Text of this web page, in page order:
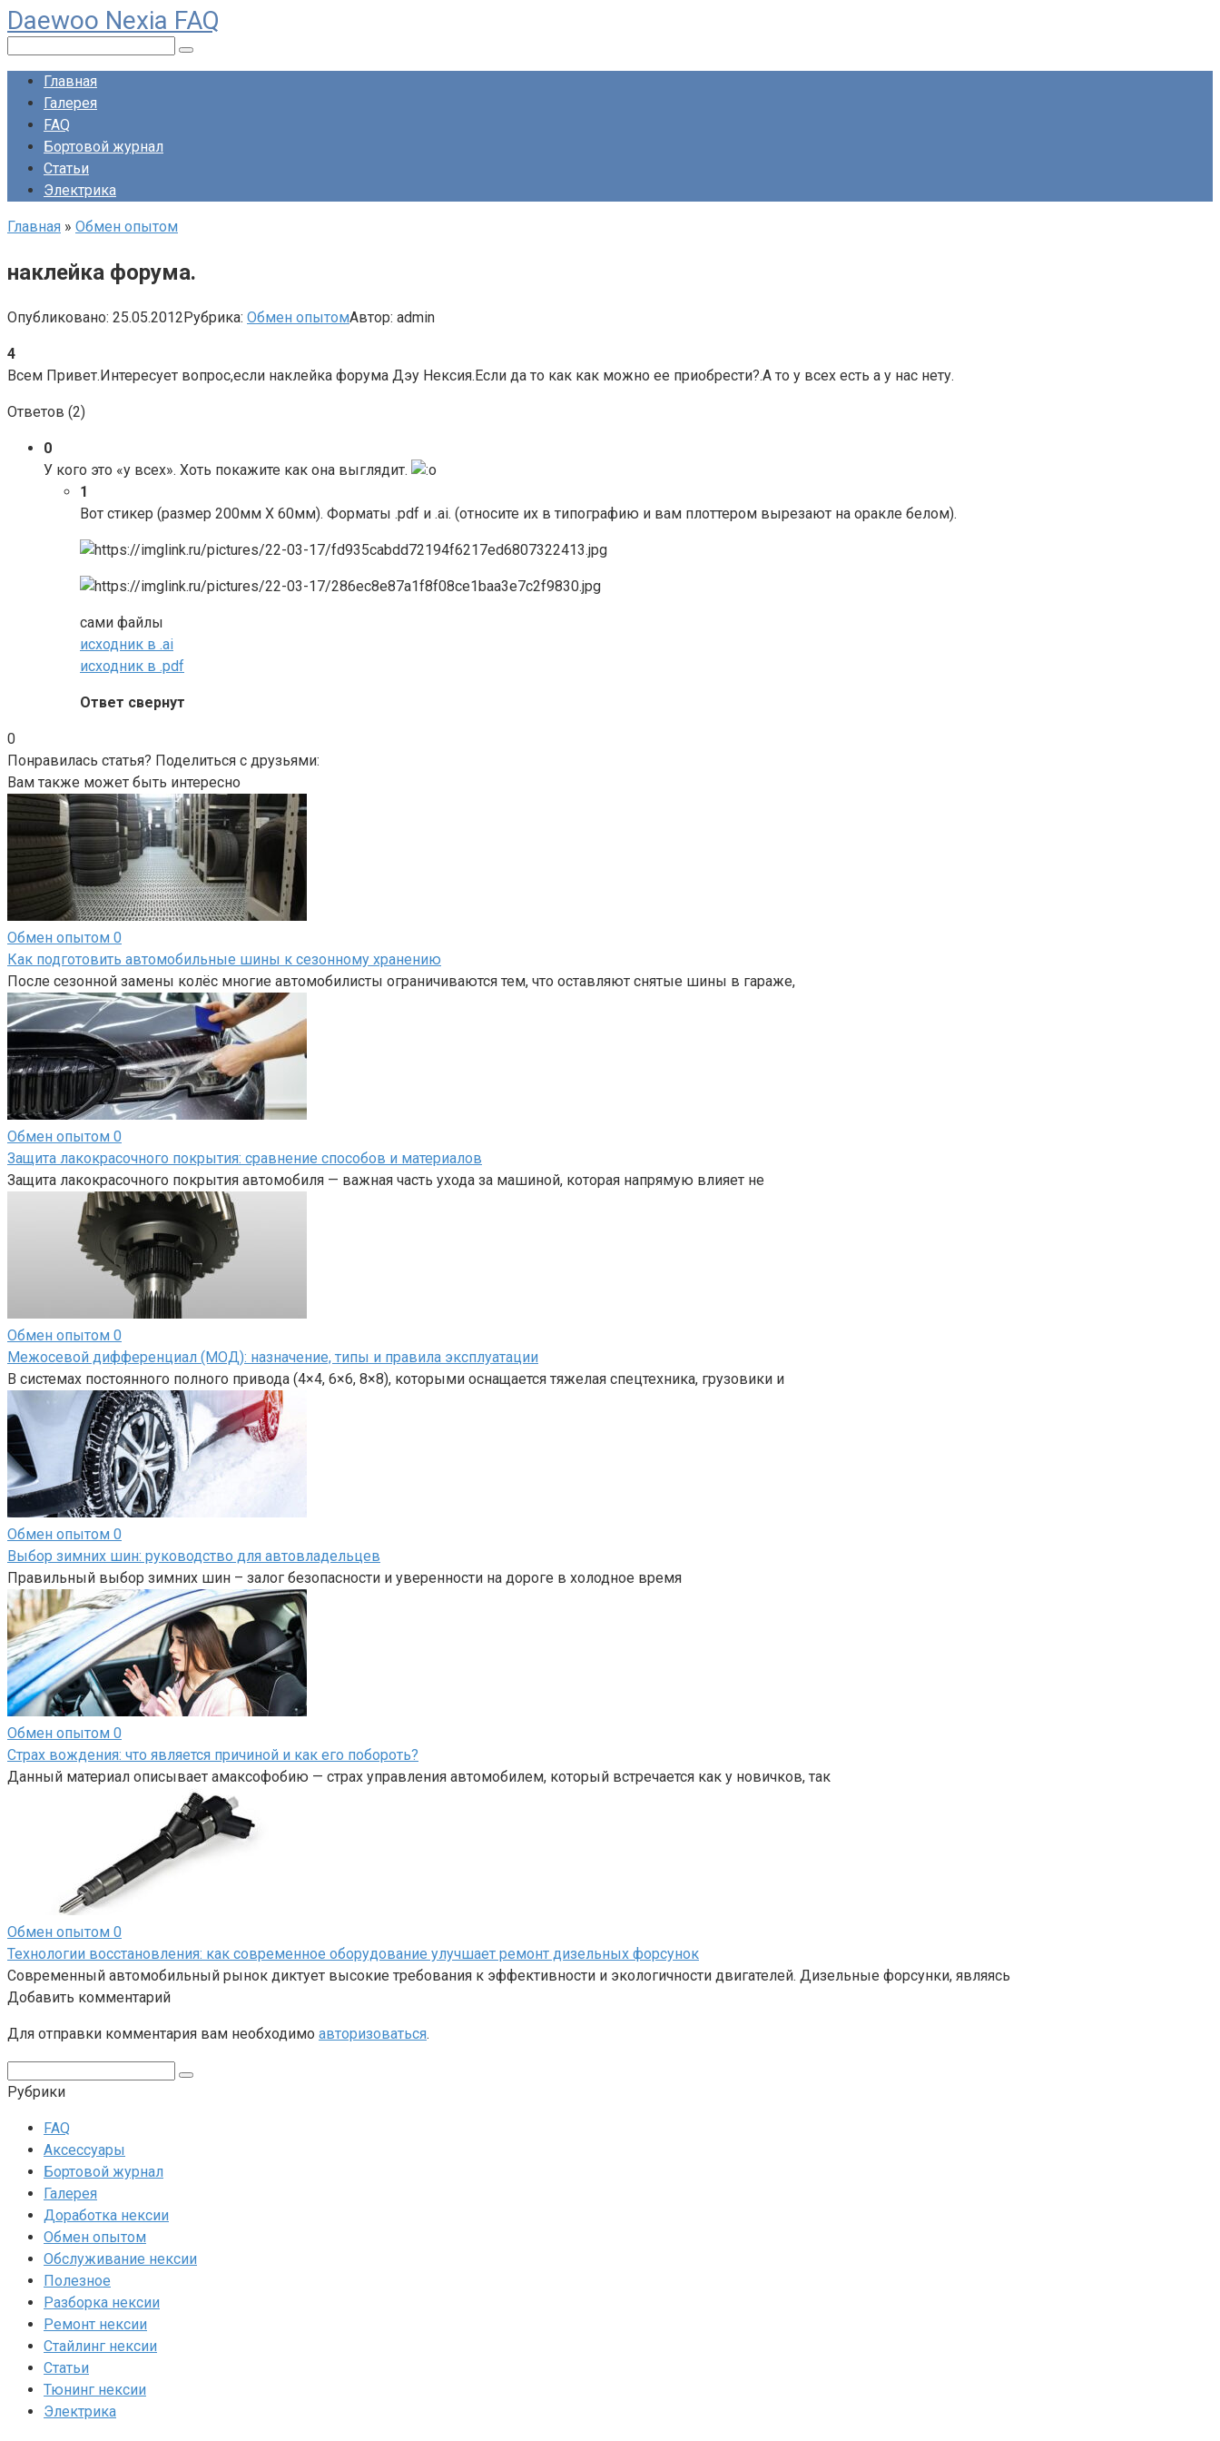
Перейти
к
контенту
Daewoo Nexia FAQ
Главная
Галерея
FAQ
Бортовой журнал
Статьи
Электрика
Главная » Обмен опытом
наклейка форума.
Опубликовано: 25.05.2012Рубрика: Обмен опытомАвтор: admin
4
Всем Привет.Интересует вопрос,если наклейка форума Дэу Нексия.Если да то как как можно ее приобрести?.А то у всех есть а у нас нету.
Ответов (2)
0
У кого это «у всех». Хоть покажите как она выглядит.
1
Вот стикер (размер 200мм Х 60мм). Форматы .pdf и .ai. (относите их в типографию и вам плоттером вырезают на оракле белом).
сами файлы
исходник в .ai
исходник в .pdf
Ответ свернут
0
Понравилась статья? Поделиться с друзьями:
Вам также может быть интересно
Обмен опытом 0
Как подготовить автомобильные шины к сезонному хранению
После сезонной замены колёс многие автомобилисты ограничиваются тем, что оставляют снятые шины в гараже,
Обмен опытом 0
Защита лакокрасочного покрытия: сравнение способов и материалов
Защита лакокрасочного покрытия автомобиля — важная часть ухода за машиной, которая напрямую влияет не
Обмен опытом 0
Межосевой дифференциал (МОД): назначение, типы и правила эксплуатации
В системах постоянного полного привода (4×4, 6×6, 8×8), которыми оснащается тяжелая спецтехника, грузовики и
Обмен опытом 0
Выбор зимних шин: руководство для автовладельцев
Правильный выбор зимних шин – залог безопасности и уверенности на дороге в холодное время
Обмен опытом 0
Страх вождения: что является причиной и как его побороть?
Данный материал описывает амаксофобию — страх управления автомобилем, который встречается как у новичков, так
Обмен опытом 0
Технологии восстановления: как современное оборудование улучшает ремонт дизельных форсунок
Современный автомобильный рынок диктует высокие требования к эффективности и экологичности двигателей. Дизельные форсунки, являясь
Добавить комментарий
Для отправки комментария вам необходимо авторизоваться.
Рубрики
FAQ
Аксессуары
Бортовой журнал
Галерея
Доработка нексии
Обмен опытом
Обслуживание нексии
Полезное
Разборка нексии
Ремонт нексии
Стайлинг нексии
Статьи
Тюнинг нексии
Электрика